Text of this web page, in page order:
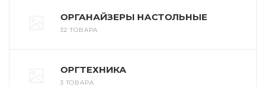
ОРГАНАЙЗЕРЫ НАСТОЛЬНЫЕ
32 ТОВАРА
ОРГТЕХНИКА
3 ТОВАРА